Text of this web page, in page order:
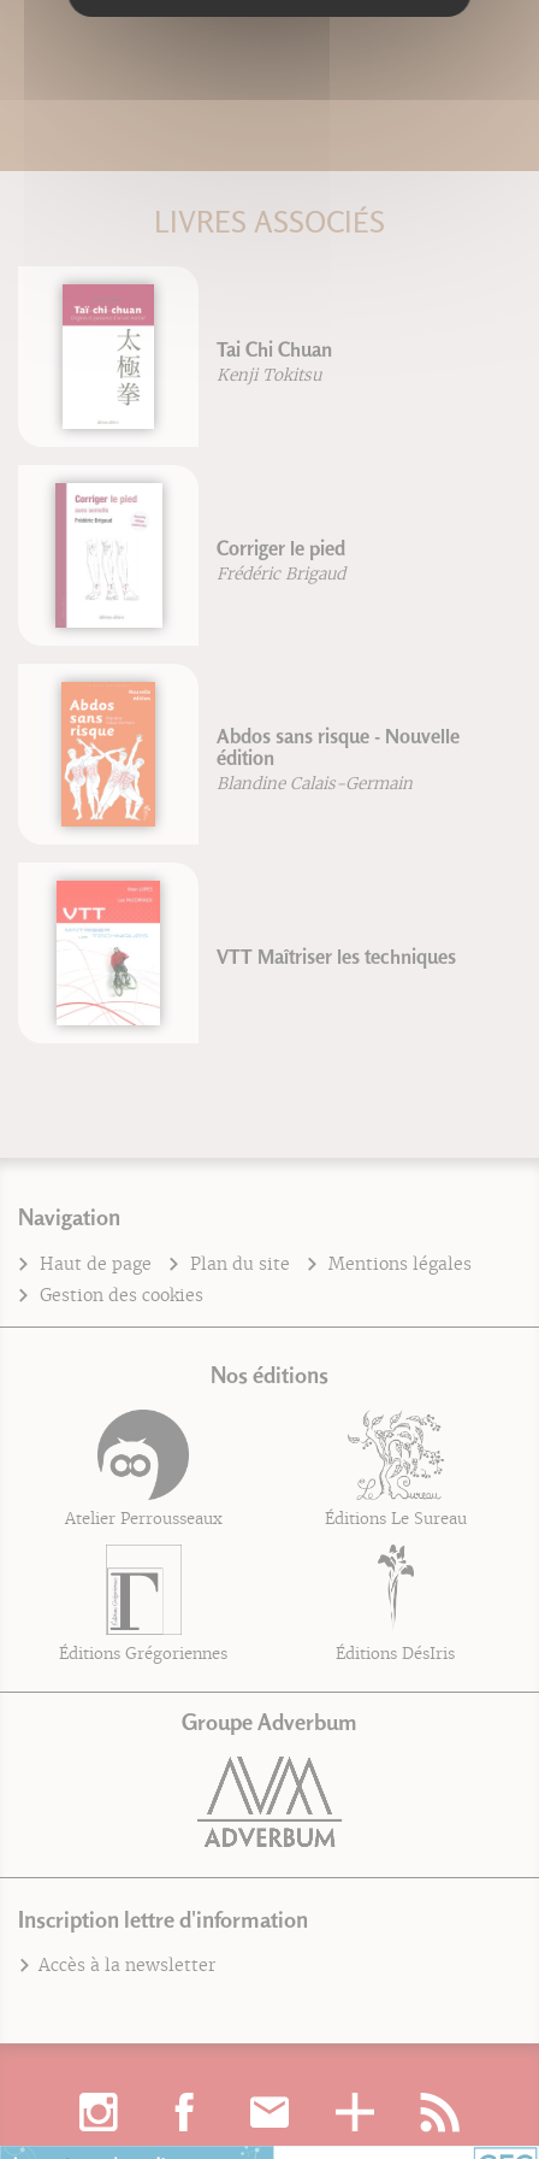
LIVRES ASSOCIÉS
Tai Chi Chuan
Kenji Tokitsu
Corriger le pied
Frédéric Brigaud
Abdos sans risque - Nouvelle
édition
Blandine Calais-Germain
VTT Maîtriser les techniques
Navigation
Haut de page Plan du site
Mentions légales
Gestion des cookies
Nos éditions
Atelier Perrousseaux Éditions Le Sureau
Éditions Grégoriennes Éditions DésIris
Groupe Adverbum
Inscription lettre d'information
Accès à la newsletter